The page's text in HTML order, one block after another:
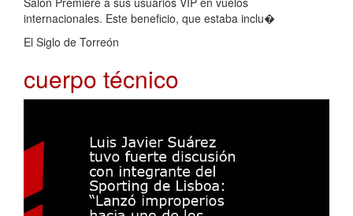
internacionales. Este beneficio, que estaba inclu�
El Siglo de Torreón
cuerpo técnico